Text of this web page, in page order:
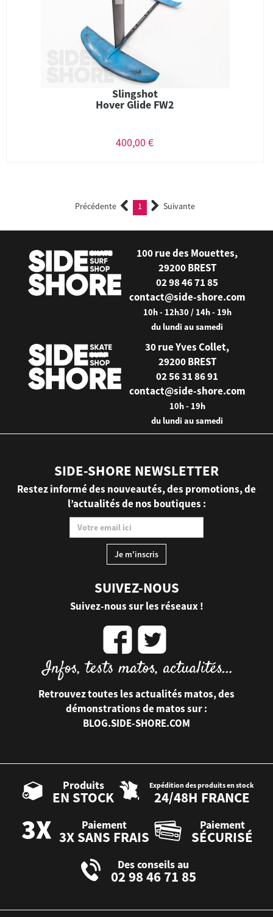
Slingshot
Hover Glide FW2
400,00 €
Précédente 1 (current)Suivante
100 rue des Mouettes,
29200 BREST
02 98 46 71 85
contact@side-shore.com
10h - 12h30 / 14h - 19h
du lundi au samedi
30 rue Yves Collet,
29200 BREST
02 56 31 86 91
contact@side-shore.com
10h - 19h
du lundi au samedi
SIDE-SHORE NEWSLETTER
Restez informé des nouveautés, des promotions, de
l’actualités de nos boutiques :
SUIVEZ-NOUS
Suivez-nous sur les réseaux !
Retrouvez toutes les actualités matos, des
démonstrations de matos sur :
BLOG.SIDE-SHORE.COM
Produits
EN STOCK
Expédition des produits en stock
24/48H FRANCE
Paiement
3X SANS FRAIS
Paiement
SÉCURISÉ
Des conseils au
02 98 46 71 85